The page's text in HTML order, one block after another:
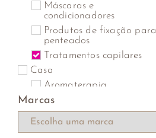
Máscaras e
condicionadores
Produtos de fixação para
penteados
Tratamentos capilares
Casa
Aromaterapia
compostos
Cosmética
Marcas